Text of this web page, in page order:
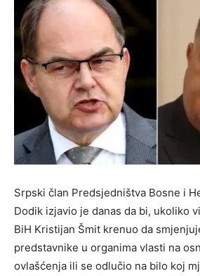
Srpski član Predsjedništva Bosne i
Dodik izjavio je danas da bi, ukoliko
BiH Kristijan Šmit krenuo da
predstavnike u organima vlasti na
ovlašćenja ili se odlučio na bilo koj